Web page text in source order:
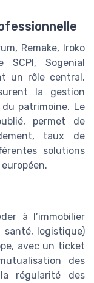
Remake, Iroko
SCPI, Sogenial
un rôle central.
la gestion
patrimoine. Le
permet de
taux de
solutions
à l’immobilier
santé, logistique)
avec un ticket
des
régularité des